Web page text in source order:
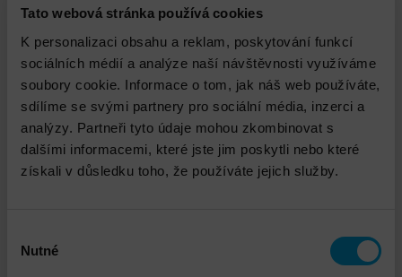
Tato webová stránka používá cookies
K personalizaci obsahu a reklam, poskytování funkcí
sociálních médií a analýze naší návštěvnosti využíváme
soubory cookie. Informace o tom, jak náš web používáte,
sdílíme se svými partnery pro sociální média, inzerci a
analýzy. Partneři tyto údaje mohou zkombinovat s
dalšími informacemi, které jste jim poskytli nebo které
získali v důsledku toho, že používáte jejich služby.
souhlasu
Nutné
Kontrola průběhu zálohování a ověření
funkčností Dell NetWorker a Data Domain
Kontrola funkčnosti celého řešení a případná
dodatečná optimalizace po implementaci
vzdáleně po dobu 2 měsíců od předání řešení
Zpracování a předání stručné dokumentace
implementovaného řešení s odkazy na oficiální
dokumentaci Dell Technologies
Základní zaškolení a předání informací